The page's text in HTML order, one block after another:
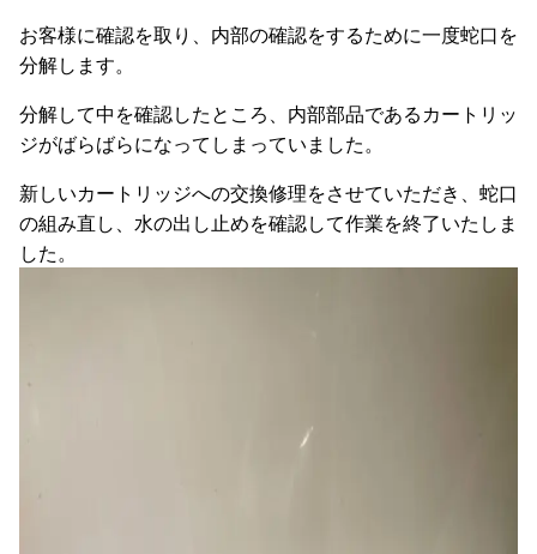
お客様に確認を取り、内部の確認をするために一度蛇口を
分解します。
分解して中を確認したところ、内部部品であるカートリッ
ジがばらばらになってしまっていました。
新しいカートリッジへの交換修理をさせていただき、蛇口
の組み直し、水の出し止めを確認して作業を終了いたしま
した。